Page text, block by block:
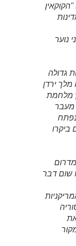
נוער
גדולה
מלך ירדן
מלחמת
מעבר
נפתח
ביקרו
שום דבר